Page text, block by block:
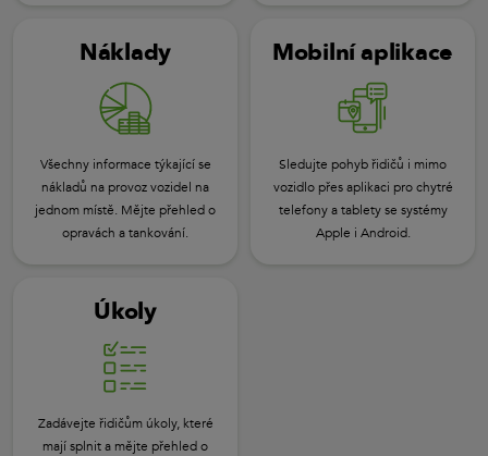
Náklady
Všechny informace týkající se
nákladů na provoz vozidel na
jednom místě. Mějte přehled o
opravách a tankování.
Mobilní aplikace
Sledujte pohyb řidičů i mimo
vozidlo přes aplikaci pro chytré
telefony a tablety se systémy
Apple i Android.
Úkoly
Zadávejte řidičům úkoly, které
mají splnit a mějte přehled o